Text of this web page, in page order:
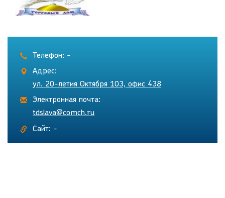
Телефон: -
Адрес:
ул. 20-летия Октября 103, офис 438
Электронная почта:
tdslava@comch.ru
Сайт: -